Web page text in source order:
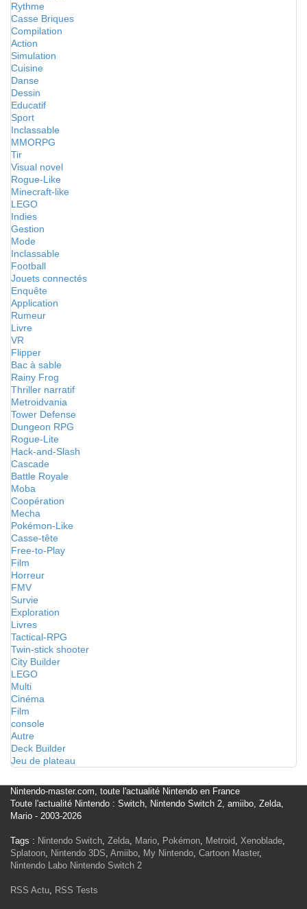
Rythme
Casse Briques
Compilation
Action
Simulation
Cuisine
Danse
Dessin
Educatif
Sport
Inclassable
MMORPG
Tir
Visual novel
Rogue-Like
Minecraft-like
LEGO
Indies
Gestion
Mode
Inclassable
Football
Jouets connectés
Enquête
Application
Rumeur
Livre
VR
Flipper
Bac à sable
Rainy Frog
Thriller narratif
Metroidvania
Tower Defense
Dungeon RPG
Rogue-Lite
Hack-and-Slash
Cascade
Battle Royale
Moba
Coopération
Mecha
Pokémon-Like
Casse-tête
Free-to-Play
Film
Horreur
FMV
Survie
Exploration
Livres
Tactical-RPG
Twin-stick shooter
City Builder
LEGO
Multi
Cinéma
Film
console
Autre
Deck Builder
Jeu de plateau
Nintendo-master.com, toute l'actualité Nintendo en France
Toute l'actualité Nintendo : Switch, Nintendo Switch 2, amiibo, Zelda,
Mario - 2003-2026
Tags : Nintendo Switch, Zelda, Mario, Pokémon, Metroid, Xenoblade,
Splatoon, Nintendo 3DS, Amiibo, My Nintendo, Cartoon Master,
Nintendo Labo Nintendo Switch 2
RSS Actu, RSS Tests